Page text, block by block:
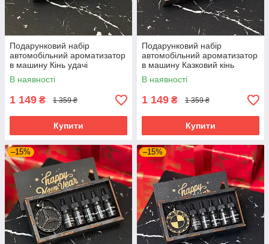
Подарунковий набір
автомобільний ароматизатор
в машину Кінь удачі
В наявності
1 149 ₴ 1 359 ₴
Купити
Подарунковий набір
автомобільний ароматизатор
в машину Казковий кінь
В наявності
1 149 ₴ 1 359 ₴
Купити
–15% –15%